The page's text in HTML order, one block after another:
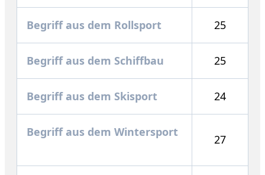
Begriff aus dem Rollsport 25
Begriff aus dem Schiffbau 25
Begriff aus dem Skisport 24
Begriff aus dem Wintersport
27